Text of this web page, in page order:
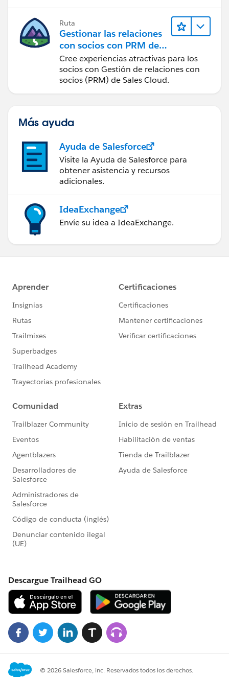
Ruta
Gestionar las relaciones
con socios con PRM de
Sales Cloud
Cree experiencias atractivas para los
socios con Gestión de relaciones con
socios (PRM) de Sales Cloud.
Más ayuda
Ayuda de Salesforce
Visite la Ayuda de Salesforce para
obtener asistencia y recursos
adicionales.
IdeaExchange
Envíe su idea a IdeaExchange.